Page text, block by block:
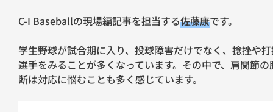
C-I Baseballの現場編記事を担当する佐藤康です。
学生野球が試合期に入り、投球障害だけでなく、捻挫や
選手をみることが多くなっています。その中で、肩関節
断は対応に悩むことも多く感じています。